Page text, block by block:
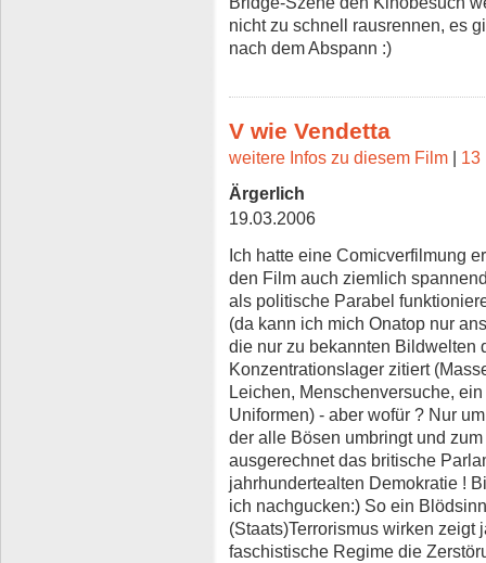
nicht zu schnell rausrennen, es
nach dem Abspann :)
V wie Vendetta
weitere Infos zu diesem Film | 13
Ärgerlich
19.03.2006
Ich hatte eine Comicverfilmung
den Film auch ziemlich
als politische Parabel
(da kann ich mich Onatop nur
die nur zu bekannten Bildwelten
Konzentrationslager zitiert
Leichen, Menschenversuche,
Uniformen) - aber wofür ? Nur
der alle Bösen umbringt und
ausgerechnet das britische
jahrhundertealten Demokratie !
ich nachgucken:) So ein
(Staats)Terrorismus wirken zeigt
faschistische Regime die